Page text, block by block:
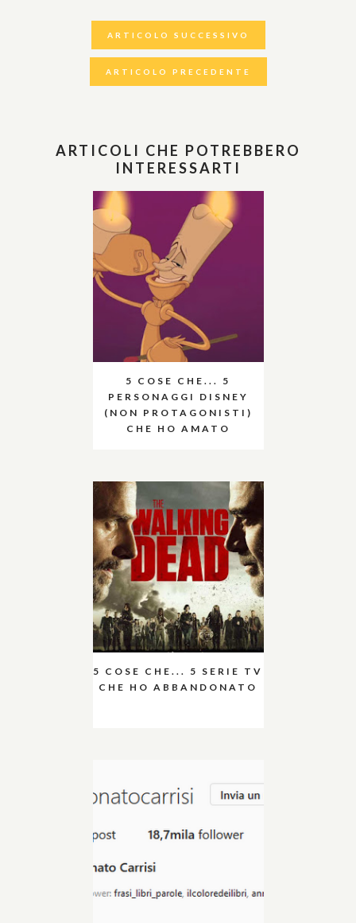
ARTICOLO SUCCESSIVO
ARTICOLO PRECEDENTE
ARTICOLI CHE POTREBBERO
INTERESSARTI
5 COSE CHE... 5
PERSONAGGI DISNEY
(NON PROTAGONISTI)
CHE HO AMATO
5 COSE CHE... 5 SERIE TV
CHE HO ABBANDONATO